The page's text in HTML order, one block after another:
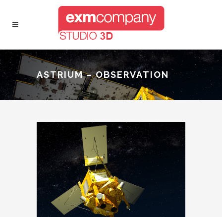
ASTRIUM – OBSERVATION